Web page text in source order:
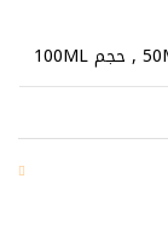
, حجم 100ML